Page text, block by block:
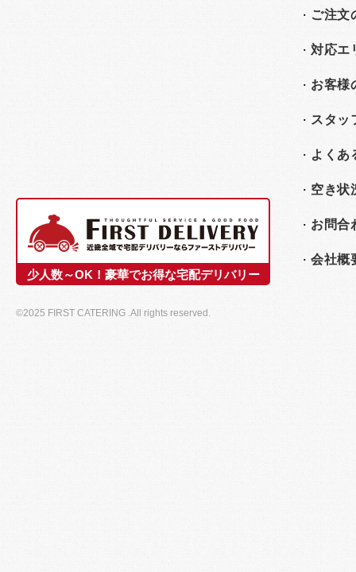
少人数～OK！豪華でお得な宅配デリバリー
©2025 FIRST CATERING .All rights reserved.
ご注文
対応エ
お客様
スタッ
よくあ
空き状
お問合
会社概